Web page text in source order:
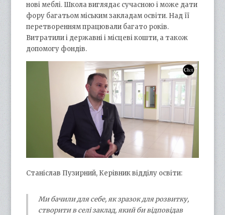
нові меблі. Школа виглядає сучасною і може дати
фору багатьом міським закладам освіти. Над її
перетворенням працювали багато років.
Витратили і державні і місцеві кошти, а також
допомогу фондів.
Станіслав Пузирний, Керівник відділу освіти:
Ми бачили для себе, як зразок для розвитку,
створити в селі заклад, який би відповідав